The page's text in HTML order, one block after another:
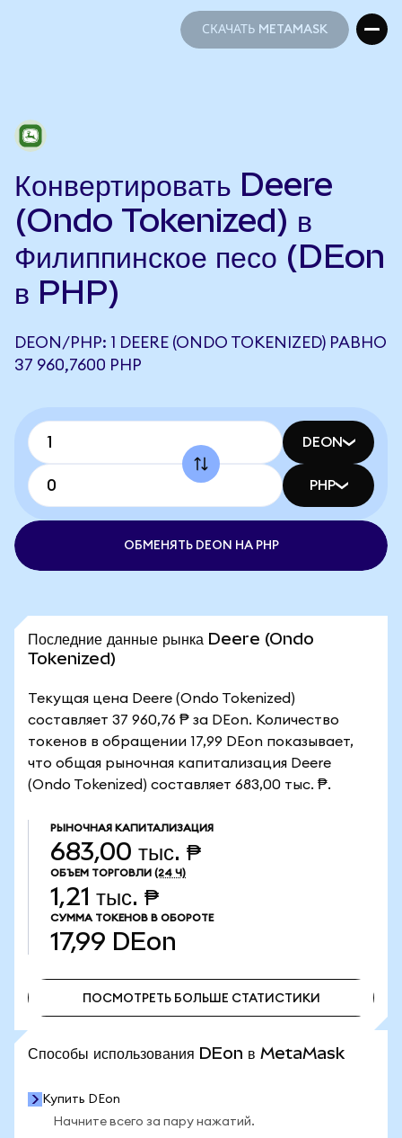
СКАЧАТЬ METAMASK
Конвертировать Deere
(Ondo Tokenized) в
Филиппинское песо (DEon
в PHP)
DEON/PHP: 1 DEERE (ONDO TOKENIZED) РАВНО
37 960,7600 PHP
DEON
PHP
ОБМЕНЯТЬ DEON НА PHP
Последние данные рынка Deere (Ondo
Tokenized)
Текущая цена Deere (Ondo Tokenized)
составляет 37 960,76 ₱ за DEon. Количество
токенов в обращении 17,99 DEon показывает,
что общая рыночная капитализация Deere
(Ondo Tokenized) составляет 683,00 тыс. ₱.
РЫНОЧНАЯ КАПИТАЛИЗАЦИЯ
683,00 тыс. ₱
ОБЪЕМ ТОРГОВЛИ (24 Ч)
1,21 тыс. ₱
СУММА ТОКЕНОВ В ОБОРОТЕ
17,99 DEon
ПОСМОТРЕТЬ БОЛЬШЕ СТАТИСТИКИ
Способы использования DEon в MetaMask
Купить DEon
Начните всего за пару нажатий.